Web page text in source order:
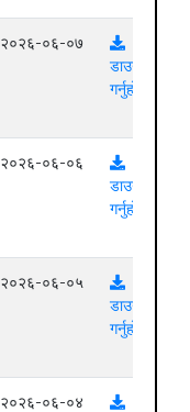
२०२६-०६-०७
डाउनलोड
गर्नुहोस्
२०२६-०६-०६
डाउनलोड
गर्नुहोस्
२०२६-०६-०५
डाउनलोड
गर्नुहोस्
२०२६-०६-०४